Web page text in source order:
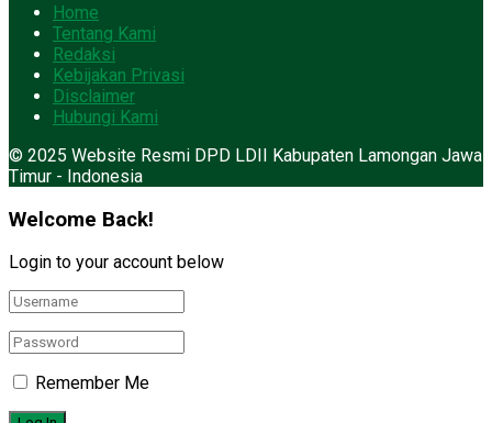
Home
Tentang Kami
Redaksi
Kebijakan Privasi
Disclaimer
Hubungi Kami
© 2025 Website Resmi DPD LDII Kabupaten Lamongan Jawa
Timur - Indonesia
Welcome Back!
Login to your account below
Remember Me